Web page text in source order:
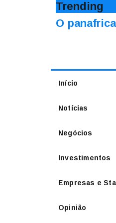
Trending
O
Início
Notícias
Negócios
Investimentos
Empresas e
Opinião